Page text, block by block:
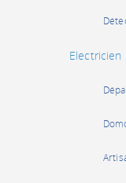
Electricien